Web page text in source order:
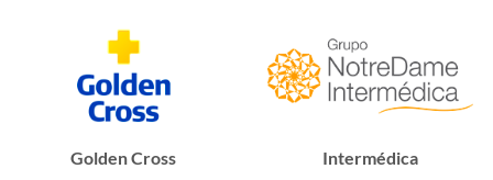
Golden Cross Intermédica